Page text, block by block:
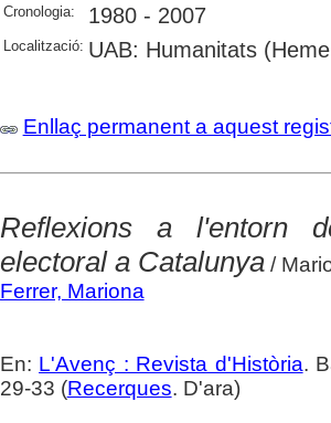
Cronologia:
1980 - 2007
Localització: UAB: Humanitats
Enllaç permanent a aquest
Reflexions a l'entorn
electoral a Catalunya/
Ferrer, Mariona
En: L'Avenç : Revista d'Història.
29-33 (Recerques. D'ara)